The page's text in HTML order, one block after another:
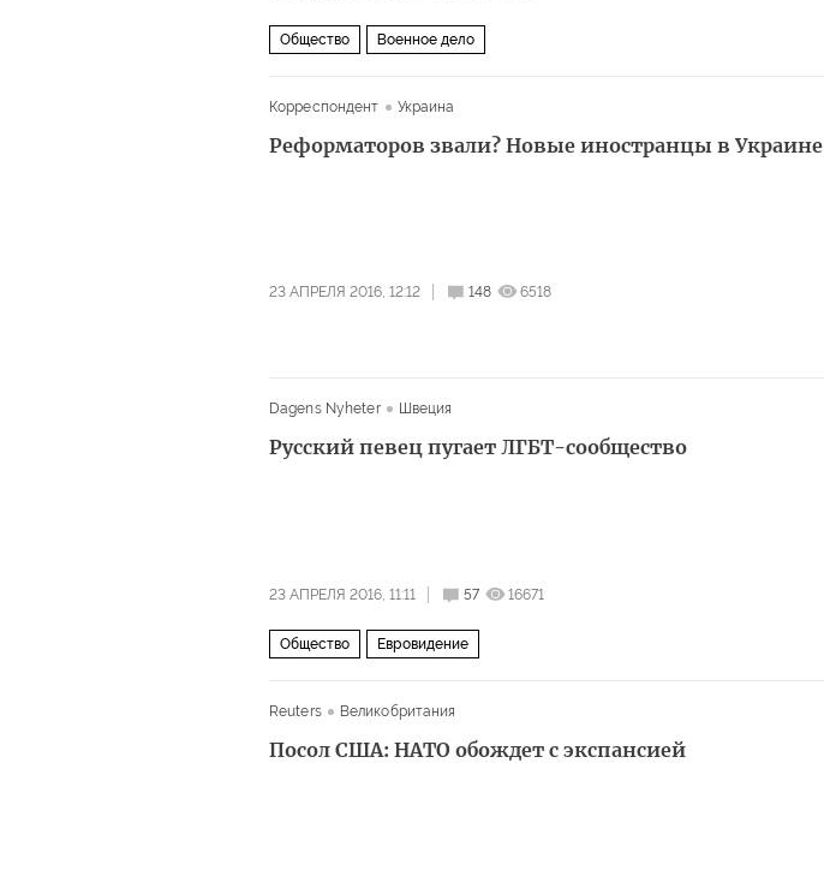
Общество Военное дело
Корреспондент Украина
Реформаторов звали? Новые иностранцы в Украине
23 АПРЕЛЯ 2016, 12:12 148 6518
Dagens Nyheter Швеция
Русский певец пугает ЛГБТ-сообщество
23 АПРЕЛЯ 2016, 11:11 57 16671
Общество Евровидение
Reuters Великобритания
Посол США: НАТО обождет с экспансией